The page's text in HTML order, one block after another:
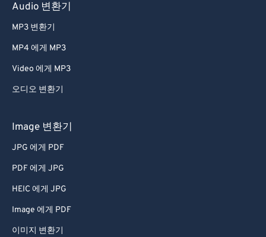
Audio 변환기
MP3 변환기
MP4 에게 MP3
Video 에게 MP3
오디오 변환기
Image 변환기
JPG 에게 PDF
PDF 에게 JPG
HEIC 에게 JPG
Image 에게 PDF
이미지 변환기